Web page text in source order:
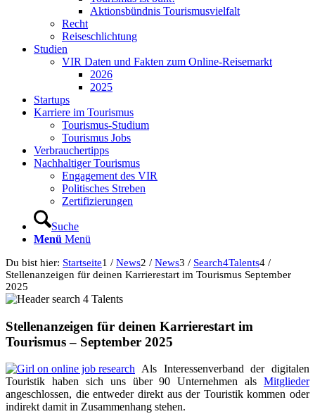
Aktionsbündnis Tourismusvielfalt
Recht
Reiseschlichtung
Studien
VIR Daten und Fakten zum Online-Reisemarkt
2026
2025
Startups
Karriere im Tourismus
Tourismus-Studium
Tourismus Jobs
Verbrauchertipps
Nachhaltiger Tourismus
Engagement des VIR
Politisches Streben
Zertifizierungen
Suche
Menü Menü
Du bist hier: Startseite1 / News2 / News3 / Search4Talents4 /
Stellenanzeigen für deinen Karrierestart im Tourismus September
2025
Stellenanzeigen für deinen Karrierestart im
Tourismus – September 2025
Als Interessenverband der digitalen
Touristik haben sich uns über 90 Unternehmen als Mitglieder
angeschlossen, die entweder direkt aus der Touristik kommen oder
indirekt damit in Zusammenhang stehen.